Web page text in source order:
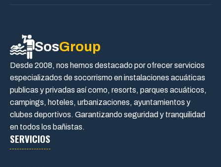
SosGroup
Desde 2008, nos hemos destacado por ofrecer servicios
especializados de socorrismo en instalaciones acuáticas
publicas y privadas así como, resorts, parques acuáticos,
campings, hoteles, urbanizaciones, ayuntamientos y
clubes deportivos. Garantizando seguridad y tranquilidad
en todos los bañistas.
SERVICIOS